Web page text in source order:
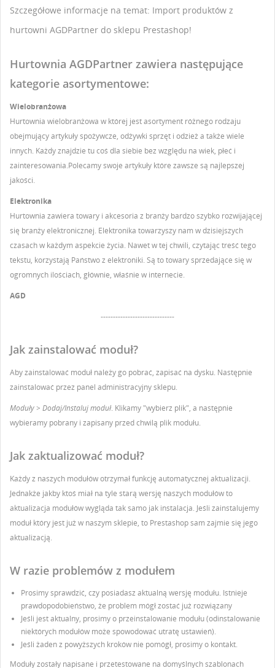
Szczegółowe informacje na temat: Import produktów z
hurtowni AGDPartner do sklepu Prestashop!
Hurtownia AGDPartner zawiera następujące
kategorie asortymentowe:
Wielobranżowa
Hurtownia wielobranżowa w której jest asortyment różnego rodzaju
obejmujący artykuły spożywcze, odżywki sprzęt i odzież a także wiele
innych. Każdy znajdzie tu coś dla siebie bez względu na wiek, płeć i
zainteresowania.Polecamy swoje artykuły które zawsze są najlepszej
jakości.
Elektronika
Hurtownia zawiera towary i akcesoria z branży bardzo szybko rozwijającej
się branży elektronicznej. Elektronika towarzyszy nam w dzisiejszych
czasach w każdym aspekcie życia. Nawet w tej chwili, czytając treść tego
tekstu, korzystają Państwo z elektroniki. Są to towary sprzedające się w
ogromnych ilościach, głównie, właśnie w internecie.
AGD
------------------------------
Jak zainstalować moduł?
Aby zainstalować moduł należy go pobrać, zapisać na dysku. Następnie
zainstalować przez panel administracyjny sklepu.
Moduły > Dodaj/Instaluj moduł. Klikamy "wybierz plik", a następnie
wybieramy pobrany i zapisany przed chwilą plik modułu.
Jak zaktualizować moduł?
Każdy z naszych modułów otrzymał funkcję automatycznej aktualizacji.
Jednakże jakby ktoś miał na tyle starą wersję naszych modułów to
aktualizacja modułów wygląda tak samo jak instalacja. Jeśli zainstalujemy
moduł który jest już w naszym sklepie, to Prestashop sam zajmie się jego
aktualizacją.
W razie problemów z modułem
Prosimy sprawdzić, czy posiadasz aktualną wersję modułu. Istnieje
prawdopodobieństwo, że problem mógł zostać już rozwiązany
Jeśli jest aktualny, prosimy o przeinstalowanie modułu (odinstalowanie
niektórych modułów może spowodować utratę ustawień).
Jeśli żaden z powyższych kroków nie pomógł, prosimy o kontakt.
Moduły zostały napisane i przetestowane na domyślnych szablonach
add_circle_outline Utwórz nową listę
NAZWA LISTY ŻYCZEŃ
ZALOGUJ SIĘ
Musisz być zalogowany by zapisać produkty na swojej
Anuluj